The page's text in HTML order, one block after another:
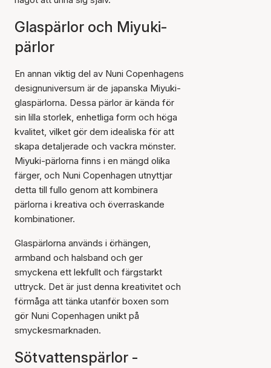
Glaspärlor och Miyuki-
pärlor
En annan viktig del av Nuni Copenhagens
designuniversum är de japanska Miyuki-
glaspärlorna. Dessa pärlor är kända för
sin lilla storlek, enhetliga form och höga
kvalitet, vilket gör dem idealiska för att
skapa detaljerade och vackra mönster.
Miyuki-pärlorna finns i en mängd olika
färger, och Nuni Copenhagen utnyttjar
detta till fullo genom att kombinera
pärlorna i kreativa och överraskande
kombinationer.
Glaspärlorna används i örhängen,
armband och halsband och ger
smyckena ett lekfullt och färgstarkt
uttryck. Det är just denna kreativitet och
förmåga att tänka utanför boxen som
gör Nuni Copenhagen unikt på
smyckesmarknaden.
Sötvattenspärlor -